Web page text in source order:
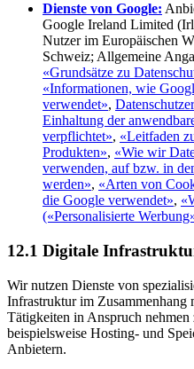
Dienste von Google:
Google Ireland Limited
Nutzer im Europäischen
Schweiz; Allgemeine
«Grundsätze zu
«Informationen, wie
verwendet»,
Einhaltung der
verpflichtet», «Leit­faden
Produkten», «Wie wir
verwenden, auf bzw. in
werden», «Arten von
die Google verwendet»,
(«Personalisierte
12.1 Digitale
Wir nutzen Dienste von
Infrastruktur im Zusammenhang
Tätigkeiten in Anspruch
beispielsweise Hosting- und
Anbietern.